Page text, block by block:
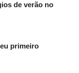
de verão no
primeiro